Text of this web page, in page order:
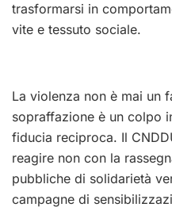
trasformarsi in
vite e tessuto sociale.
La violenza non è mai un
sopraffazione è un colpo
fiducia reciproca. Il
reagire non con la
pubbliche di solidarietà
campagne di